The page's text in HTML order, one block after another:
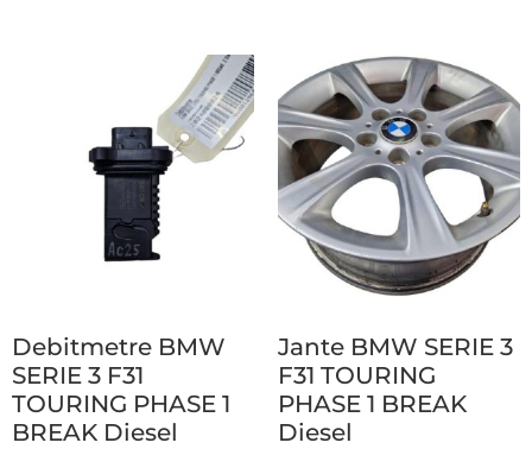
Debitmetre BMW
SERIE 3 F31
TOURING PHASE 1
BREAK Diesel
Jante BMW SERIE 3
F31 TOURING
PHASE 1 BREAK
Diesel